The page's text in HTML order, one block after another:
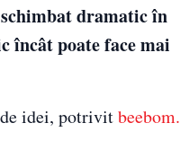
dramatic în
încât poate face mai
idei, potrivitbeebom.